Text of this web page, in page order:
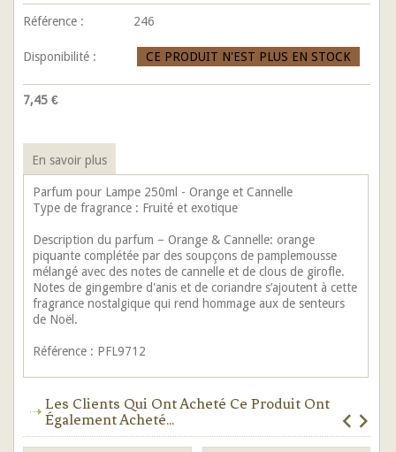
Référence : 246
Disponibilité : CE PRODUIT N'EST PLUS EN STOCK
7,45 €
En savoir plus
Parfum pour Lampe 250ml - Orange et Cannelle
Type de fragrance : Fruité et exotique
Description du parfum – Orange & Cannelle: orange
piquante complétée par des soupçons de pamplemousse
mélangé avec des notes de cannelle et de clous de girofle.
Notes de gingembre d'anis et de coriandre s’ajoutent à cette
fragrance nostalgique qui rend hommage aux de senteurs
de Noël.
Référence : PFL9712
Les Clients Qui Ont Acheté Ce Produit Ont
Également Acheté...